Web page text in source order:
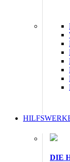
DIE